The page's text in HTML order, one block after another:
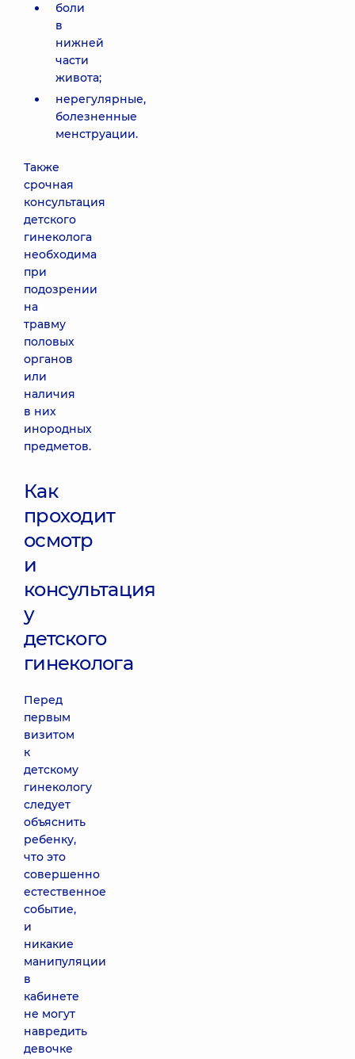
боли
в
нижней
части
живота;
нерегулярные,
болезненные
менструации.
Также
срочная
консультация
детского
гинеколога
необходима
при
подозрении
на
травму
половых
органов
или
наличия
в них
инородных
предметов.
Как
проходит
осмотр
и
консультация
у
детского
гинеколога
Перед
первым
визитом
к
детскому
гинекологу
следует
объяснить
ребенку,
что это
совершенно
естественное
событие,
и
никакие
манипуляции
в
кабинете
не могут
навредить
девочке